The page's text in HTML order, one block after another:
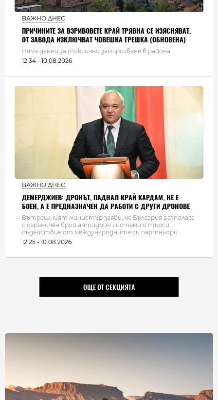
ВАЖНО ДНЕС
ПРИЧИНИТЕ ЗА ВЗРИВОВЕТЕ КРАЙ ТРЯВНА СЕ ИЗЯСНЯВАТ,
ОТ ЗАВОДА ИЗКЛЮЧВАТ ЧОВЕШКА ГРЕШКА (ОБНОВЕНА)
Няма данни за токсично замърсяване в района
12:34 - 10.08.2026
ВАЖНО ДНЕС
ДЕМЕРДЖИЕВ: ДРОНЪТ, ПАДНАЛ КРАЙ КАРДАМ, НЕ Е
БОЕН, А Е ПРЕДНАЗНАЧЕН ДА РАБОТИ С ДРУГИ ДРОНОВЕ
Вътрешният министър заяви, че България разполага
с ограничен брой антидрон системи и търси
съдействие от международните си партньори
12:25 - 10.08.2026
ОЩЕ ОТ СЕКЦИЯТА